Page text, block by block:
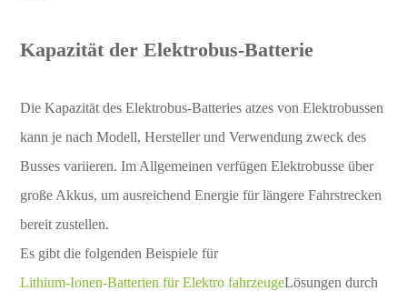
Kapazität der Elektrobus-Batterie
Die Kapazität des Elektrobus-Batteries atzes von Elektrobussen
kann je nach Modell, Hersteller und Verwendung zweck des
Busses variieren. Im Allgemeinen verfügen Elektrobusse über
große Akkus, um ausreichend Energie für längere Fahrstrecken
bereit zustellen.
Es gibt die folgenden Beispiele für
Lithium-Ionen-Batterien für Elektro fahrzeugeLösungen durch